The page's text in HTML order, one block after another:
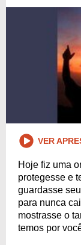
VER
Hoje fiz uma
protegesse e
guardasse
para nunca
mostrasse o
temos por